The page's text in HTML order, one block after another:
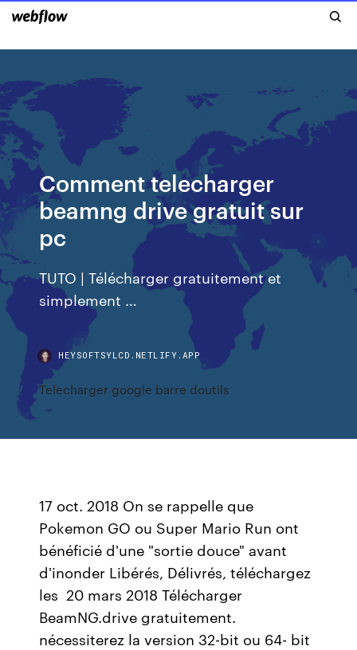
Comment telecharger
beamng drive gratuit sur
pc
TUTO | Télécharger gratuitement et
simplement …
HEYSOFTSYLCD.NETLIFY.APP
Telecharger google barre doutils
17 oct. 2018 On se rappelle que
Pokemon GO ou Super Mario Run ont
bénéficié d'une "sortie douce" avant
d'inonder Libérés, Délivrés, téléchargez
les 20 mars 2018 Télécharger
BeamNG.drive gratuitement.
nécessiterez la version 32-bit ou 64- bit